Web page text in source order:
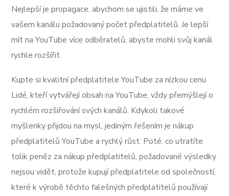
Nejlepší je propagace, abychom se ujistili, že máme ve
vašem kanálu požadovaný počet předplatitelů. Je lepší
mít na YouTube více odběratelů, abyste mohli svůj kanál
rychle rozšířit.
Kupte si kvalitní předplatitele YouTube za nízkou cenu
Lidé, kteří vytvářejí obsah na YouTube, vždy přemýšlejí o
rychlém rozšiřování svých kanálů. Kdykoli takové
myšlenky přijdou na mysl, jediným řešením je nákup
předplatitelů YouTube a rychlý růst. Poté, co utratíte
tolik peněz za nákup předplatitelů, požadované výsledky
nejsou vidět, protože kupují předplatitele od společností,
které k výrobě těchto falešných předplatitelů používají